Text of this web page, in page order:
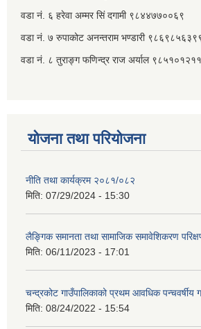
वडा नं. ६ हरेवा अम्मर सिं दगामी​ ९८४४७७००६९
वडा नं. ७ ‌‍रुपाकोट अनन्तराम भण्डारी
वडा नं. ८ तुराङ्ग फणिन्द्र राज अर्याल
योजना तथा परियोजना
नीति तथा कार्यक्रम २०८१/०८२
मिति: 07/29/2024 - 15:30
लैङ्गिक समानता तथा सामाजिक समावेशिकरण
मिति: 06/11/2023 - 17:01
चन्द्रकोट गाउँपालिकाको प्रथम आवधिक पन्चवर्षीय
मिति: 08/24/2022 - 15:54